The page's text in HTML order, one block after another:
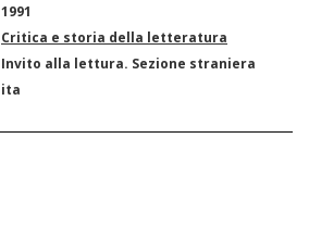
1991
Critica e storia della letteratura
Invito alla lettura. Sezione straniera
ita